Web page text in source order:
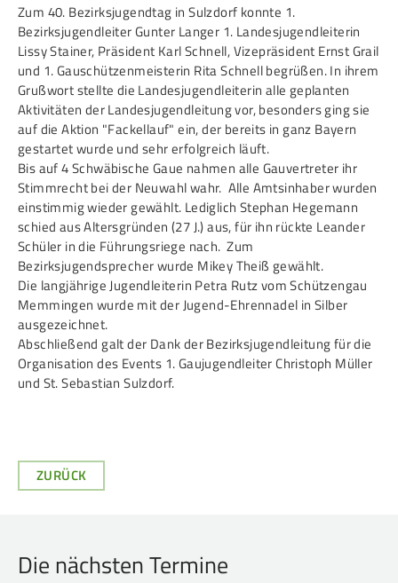
Zum 40. Bezirksjugendtag in Sulzdorf konnte 1.
Bezirksjugendleiter Gunter Langer 1. Landesjugendleiterin
Lissy Stainer, Präsident Karl Schnell, Vizepräsident Ernst Grail
und 1. Gauschützenmeisterin Rita Schnell begrüßen. In ihrem
Grußwort stellte die Landesjugendleiterin alle geplanten
Aktivitäten der Landesjugendleitung vor, besonders ging sie
auf die Aktion "Fackellauf" ein, der bereits in ganz Bayern
gestartet wurde und sehr erfolgreich läuft.
Bis auf 4 Schwäbische Gaue nahmen alle Gauvertreter ihr
Stimmrecht bei der Neuwahl wahr. Alle Amtsinhaber wurden
einstimmig wieder gewählt. Lediglich Stephan Hegemann
schied aus Altersgründen (27 J.) aus, für ihn rückte Leander
Schüler in die Führungsriege nach. Zum
Bezirksjugendsprecher wurde Mikey Theiß gewählt.
Die langjährige Jugendleiterin Petra Rutz vom Schützengau
Memmingen wurde mit der Jugend-Ehrennadel in Silber
ausgezeichnet.
Abschließend galt der Dank der Bezirksjugendleitung für die
Organisation des Events 1. Gaujugendleiter Christoph Müller
und St. Sebastian Sulzdorf.
ZURÜCK
Die nächsten Termine
RWK
DAMEN
Damen im Schützensport
Bezirkspokal
Frauen Ü40
BREITENSPORT
Schützenkönige
Ältestenschießen
Para-Schießsport
Navigation
überspringen
Datenschutz Impressum
Formulare
Kontakt